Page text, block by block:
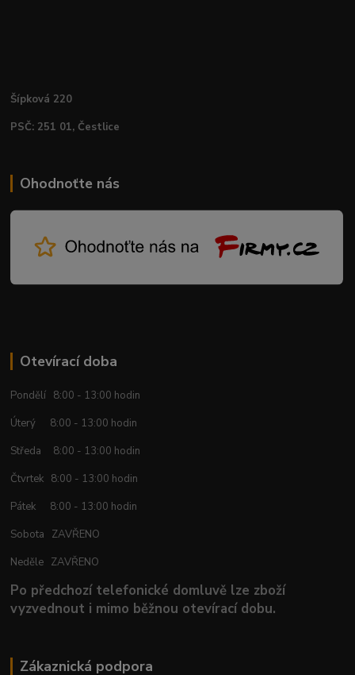
Šípková 220
PSČ: 251 01, Čestlice
Ohodnoťte nás
Otevírací doba
Pondělí 8:00 - 13:00 hodin
Úterý 8:00 - 13:00 hodin
Středa 8:00 - 13:00 hodin
Čtvrtek 8:00 - 13:00 hodin
Pátek 8:00 - 13:00 hodin
Sobota ZAVŘENO
Neděle ZAVŘENO
Po předchozí telefonické domluvě lze zboží
vyzvednout i mimo běžnou otevírací dobu.
Zákaznická podpora